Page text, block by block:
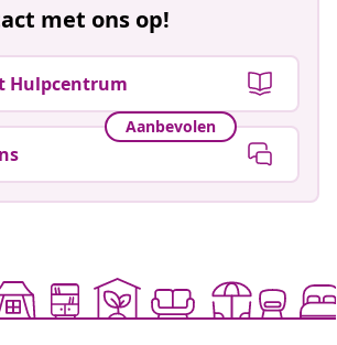
met ons op!
Hulpcentrum
Aanbevolen